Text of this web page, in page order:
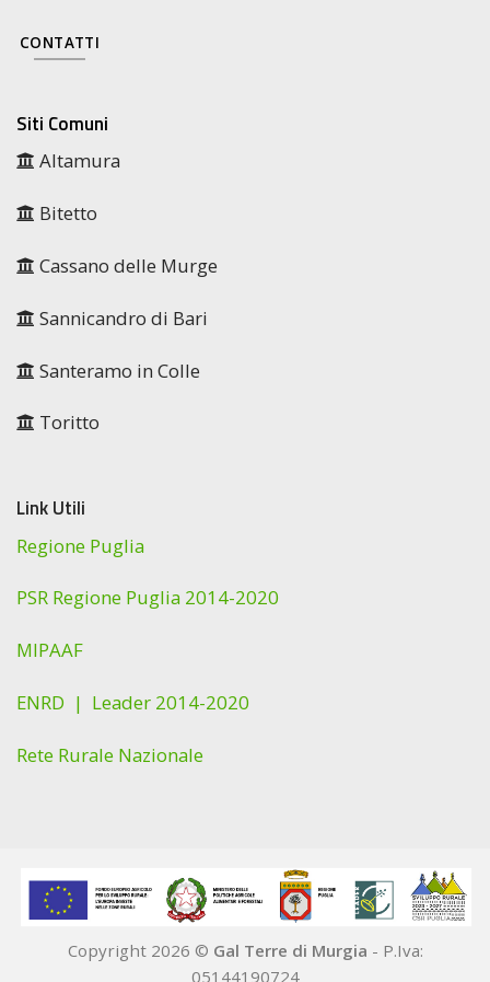
CONTATTI
Siti Comuni
Altamura
Bitetto
Cassano delle Murge
Sannicandro di Bari
Santeramo in Colle
Toritto
Link Utili
Regione Puglia
PSR Regione Puglia 2014-2020
MIPAAF
ENRD | Leader 2014-2020
Rete Rurale Nazionale
Copyright 2026 © Gal Terre di Murgia - P.Iva:
05144190724